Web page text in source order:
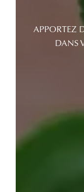
APPORTEZ
DANS